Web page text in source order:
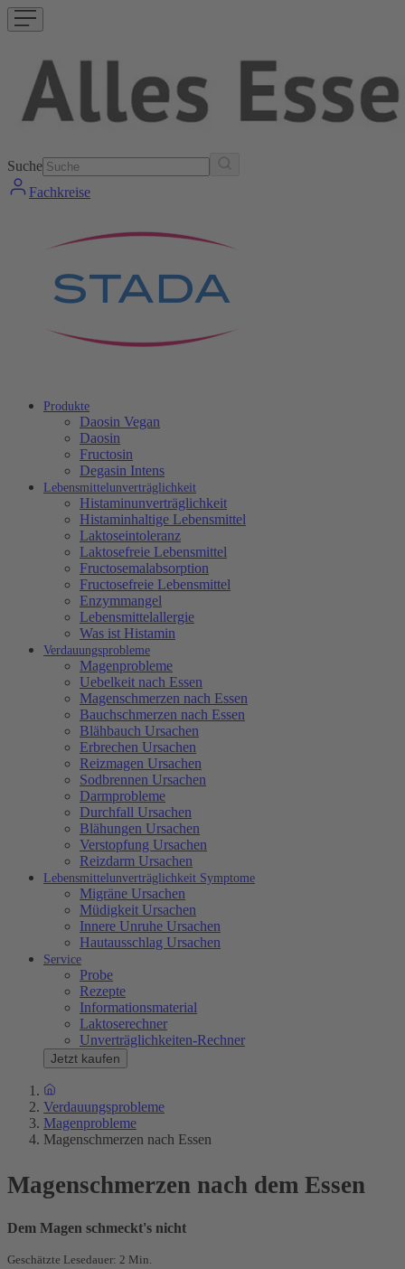
Suche
Fachkreise
Produkte
Daosin Vegan
Daosin
Fructosin
Degasin Intens
Lebensmittelunverträglichkeit
Histaminunverträglichkeit
Histaminhaltige Lebensmittel
Laktoseintoleranz
Laktosefreie Lebensmittel
Fructosemalabsorption
Fructosefreie Lebensmittel
Enzymmangel
Lebensmittelallergie
Was ist Histamin
Verdauungsprobleme
Magenprobleme
Uebelkeit nach Essen
Magenschmerzen nach Essen
Bauchschmerzen nach Essen
Blähbauch Ursachen
Erbrechen Ursachen
Reizmagen Ursachen
Sodbrennen Ursachen
Darmprobleme
Durchfall Ursachen
Blähungen Ursachen
Verstopfung Ursachen
Reizdarm Ursachen
Lebensmittelunverträglichkeit Symptome
Migräne Ursachen
Müdigkeit Ursachen
Innere Unruhe Ursachen
Hautausschlag Ursachen
Service
Probe
Rezepte
Informationsmaterial
Laktoserechner
Unverträglichkeiten-Rechner
Jetzt kaufen
Verdauungsprobleme
Magenprobleme
Magenschmerzen nach Essen
Magenschmerzen nach dem Essen
Dem Magen schmeckt's nicht
Geschätzte Lesedauer: 2 Min.